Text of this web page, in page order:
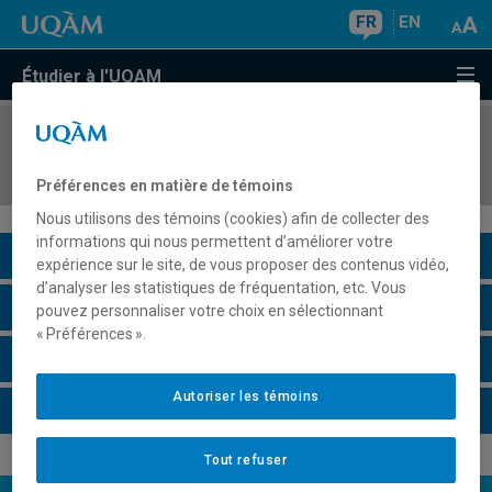
FR EN
Étudier à l'UQAM
COURS//
Description du cours
Horaire - Été 2026
Préférences en matière de témoins
Nous utilisons des témoins (cookies) afin de collecter des
informations qui nous permettent d’améliorer votre
expérience sur le site, de vous proposer des contenus vidéo,
d’analyser les statistiques de fréquentation, etc. Vous
pouvez personnaliser votre choix en sélectionnant
« Préférences ».
Tout refuser
Autoriser les témoins